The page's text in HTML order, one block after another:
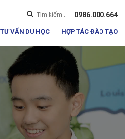
0986.000.664
TƯ VẤN DU HỌC HỢP TÁC ĐÀO TẠO